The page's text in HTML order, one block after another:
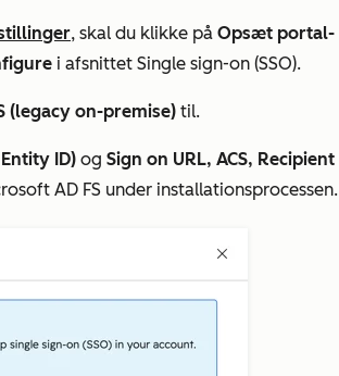
, skal du klikke på Opsæt portal-
i afsnittet Single sign-on (SSO).
(legacy on-premise) til.
ID) og Sign on URL, ACS, Recipient
AD FS under installationsprocessen.